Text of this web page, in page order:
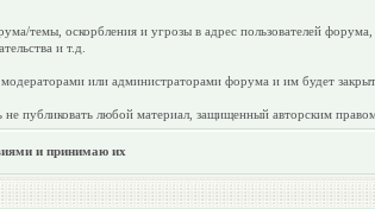
темы, оскорбления и угрозы в адрес пользователей
и т.д.
или администраторами форума и им будет
не публиковать любой материал, защищенный авторским
и принимаю их